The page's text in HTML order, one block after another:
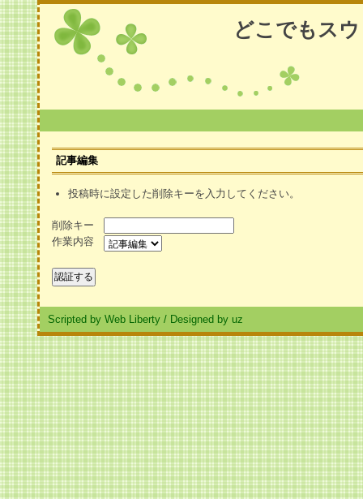
どこでもス
記事編集
投稿時に設定した削除キーを入力してください。
削除キー
作業内容
Scripted by Web Liberty / Designed by uz